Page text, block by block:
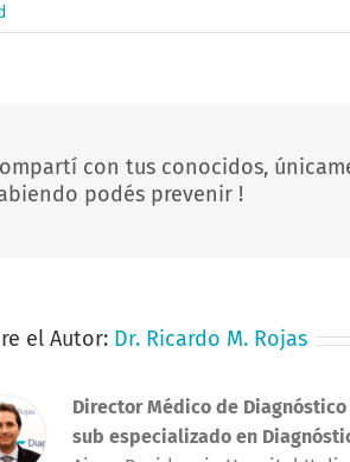
con tus conocidos,
podés prevenir !
el Autor: Dr. Ricardo M. Rojas
Director Médico de Diagnóstico
sub especializado en